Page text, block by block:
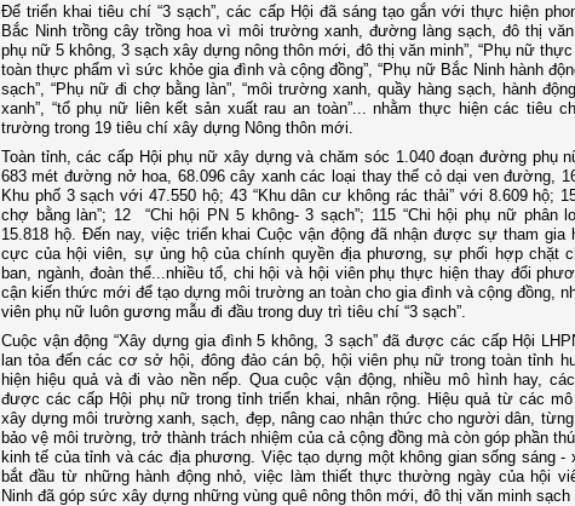
Để triển khai tiêu chí “3 sạch”, các cấp Hội đã sáng tạo gắn với thực hiện
Bắc Ninh trồng cây trồng hoa vì môi trường xanh, đường làng sạch, đô thị văn
phụ nữ 5 không, 3 sạch xây dựng nông thôn mới, đô thị văn minh”, “Phụ nữ
toàn thực phẩm vì sức khỏe gia đình và cộng đồng”, “Phụ nữ Bắc Ninh hành
sạch”, “Phụ nữ đi chợ bằng làn”, “môi trường xanh, quầy hàng sạch, hành
xanh”, “tổ phụ nữ liên kết sản xuất rau an toàn”... nhằm thực hiện các tiêu
trường trong 19 tiêu chí xây dựng Nông thôn mới.
Toàn tỉnh, các cấp Hội phụ nữ xây dựng và chăm sóc 1.040 đoạn đường phụ
683 mét đường nở hoa, 68.096 cây xanh các loại thay thế cỏ dại ven đường
Khu phố 3 sạch với 47.550 hộ; 43 “Khu dân cư không rác thải” với 8.609 hộ;
chợ bằng làn”; 12 “Chi hội PN 5 không- 3 sạch”; 115 “Chi hội phụ nữ phân
15.818 hộ. Đến nay, việc triển khai Cuộc vận động đã nhận được sự tham
cực của hội viên, sự ủng hộ của chính quyền địa phương, sự phối hợp chặt
ban, ngành, đoàn thể...nhiều tổ, chi hội và hội viên phụ thực hiện thay đổi
cận kiến thức mới để tạo dựng môi trường an toàn cho gia đình và cộng đồng,
viên phụ nữ luôn gương mẫu đi đầu trong duy trì tiêu chí “3 sạch”.
Cuộc vận động “Xây dựng gia đình 5 không, 3 sạch” đã được các cấp Hội
lan tỏa đến các cơ sở hội, đông đảo cán bộ, hội viên phụ nữ trong toàn tỉnh
hiện hiệu quả và đi vào nền nếp. Qua cuộc vận động, nhiều mô hình hay,
được các cấp Hội phụ nữ trong tỉnh triển khai, nhân rộng. Hiệu quả từ các
xây dựng môi trường xanh, sạch, đẹp, nâng cao nhận thức cho người dân,
bảo vệ môi trường, trở thành trách nhiệm của cả cộng đồng mà còn góp phần
kinh tế của tỉnh và các địa phương. Việc tạo dựng một không gian sống sáng -
bắt đầu từ những hành động nhỏ, việc làm thiết thực thường ngày của hội
Ninh đã góp sức xây dựng những vùng quê nông thôn mới, đô thị văn minh sạch